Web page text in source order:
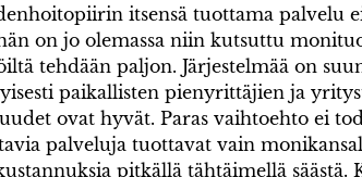
itsensä tuottama palvelu
on jo olemassa niin kutsuttu
tehdään paljon. Järjestelmää on
paikallisten pienyrittäjien ja
ovat hyvät. Paras vaihtoehto ei
palveluja tuottavat vain
pitkällä tähtäimellä säästä.